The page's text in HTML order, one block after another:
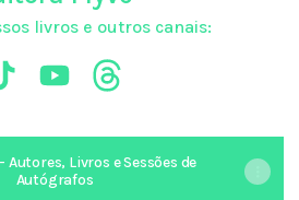
livros e outros canais:
Autores, Livros e Sessões de
Autógrafos